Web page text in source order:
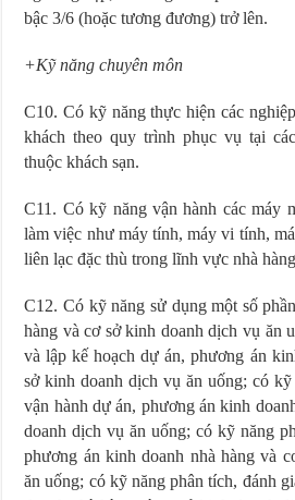
bậc 3/6 (hoặc tương đương) trở lên.
+Kỹ năng chuyên môn
C10. Có kỹ năng thực hiện các
khách theo quy trình phục vụ tại
thuộc khách sạn.
C11. Có kỹ năng vận hành các máy
làm việc như máy tính, máy vi tính,
liên lạc đặc thù trong lĩnh vực nhà
C12. Có kỹ năng sử dụng một số
hàng và cơ sở kinh doanh dịch vụ ăn
và lập kế hoạch dự án, phương án
sở kinh doanh dịch vụ ăn uống; có
vận hành dự án, phương án kinh
doanh dịch vụ ăn uống; có kỹ năng
phương án kinh doanh nhà hàng và
ăn uống; có kỹ năng phân tích, đánh